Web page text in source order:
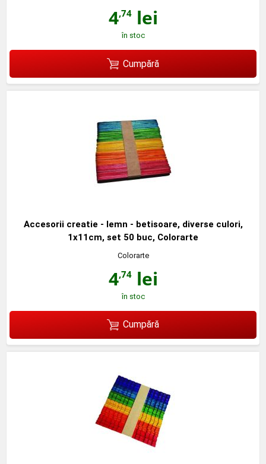
4,74lei
în stoc
Cumpără
Accesorii creatie - lemn - betisoare, diverse culori,
1x11cm, set 50 buc, Colorarte
Colorarte
4,74lei
în stoc
Cumpără